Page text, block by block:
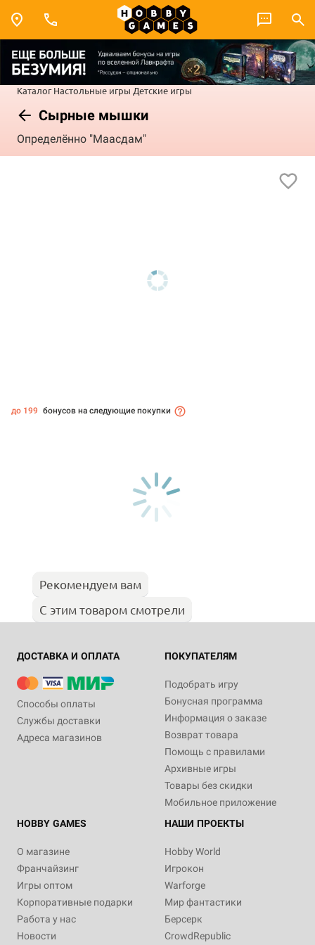
Каталог Настольные игры Детские игры
Сырные мышки
Определённо "Маасдам"
до 199 бонусов на следующие покупки
Рекомендуем вам
С этим товаром смотрели
ДОСТАВКА И ОПЛАТА
Способы оплаты
Службы доставки
Адреса магазинов
ПОКУПАТЕЛЯМ
Подобрать игру
Бонусная программа
Информация о заказе
Возврат товара
Помощь с правилами
Архивные игры
Товары без скидки
Мобильное приложение
HOBBY GAMES
О магазине
Франчайзинг
Игры оптом
Корпоративные подарки
Работа у нас
Новости
НАШИ ПРОЕКТЫ
Hobby World
Игрокон
Warforge
Мир фантастики
Берсерк
CrowdRepublic